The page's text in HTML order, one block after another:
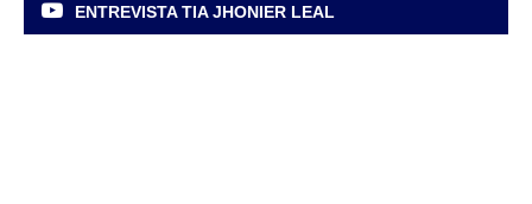
ENTREVISTA TIA JHONIER LEAL